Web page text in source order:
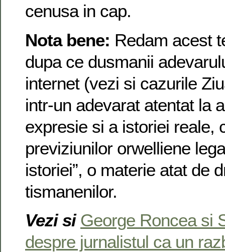
cenusa in cap.
Nota bene: Redam acest
dupa ce dusmanii
internet (vezi si cazurile
intr-un adevarat atentat la
expresie si a istoriei reale,
previziunilor orwelliene
istoriei”, o materie atat de
tismanenilor.
Vezi si George Roncea si
despre jurnalistul ca un